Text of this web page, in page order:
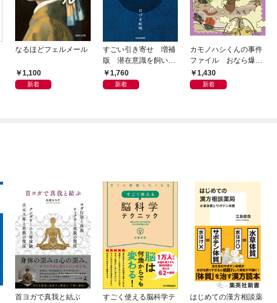
なるほどフェルメール
1,100
新着
すごい引き寄せ 増補
版 潜在意識を飼い馴
らす方法
1,760
新着
カモノハシくんの事件
ファイル おなら爆
弾！ 危機イッパツ編
1,430
新着
首ヨガで真我と結ぶ
すごく使える脳科学テ
はじめての漢方相談薬